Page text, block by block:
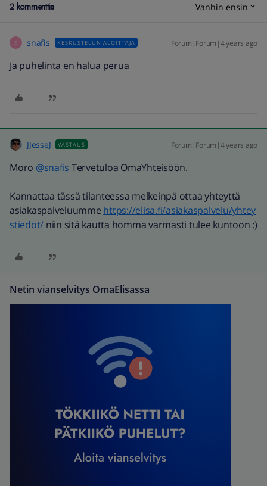
2 kommenttia Vanhin ensin
S snafis KESKUSTELUN ALOITTAJA Forum|Forum|4 years ago
Ja puhelinta en halua perua
JJesseJ VASTAUS Forum|Forum|4 years ago
Moro @snafis Tervetuloa OmaYhteisöön.
Kannattaa tässä tilanteessa melkeinpä ottaa yhteyttä
asiakaspalveluumme https://elisa.fi/asiakaspalvelu/yhtey
stiedot/ niin sitä kautta homma varmasti tulee kuntoon :)
Netin vianselvitys OmaElisassa